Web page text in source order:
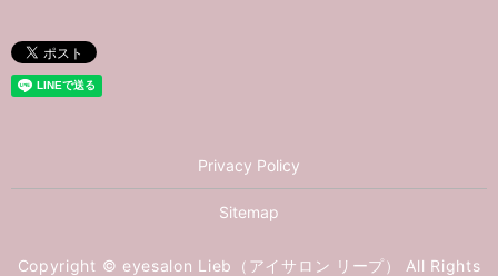
Privacy Policy
Sitemap
Copyright © eyesalon Lieb（アイサロン リープ） All Rights